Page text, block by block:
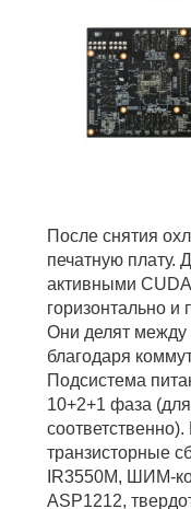
После снятия
печатную плату.
активными
горизонтально
Они делят между
благодаря
Подсистема
10+2+1 фаза
транзисторные
IR3550M, ШИМ-
ASP1212,